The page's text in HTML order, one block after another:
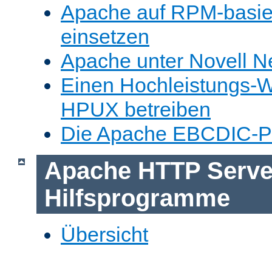
Apache auf RPM-
einsetzen
Apache unter Novell
Einen Hochleistungs-
HPUX betreiben
Die Apache EBCDIC-
Apache HTTP
Hilfsprogramme
Übersicht